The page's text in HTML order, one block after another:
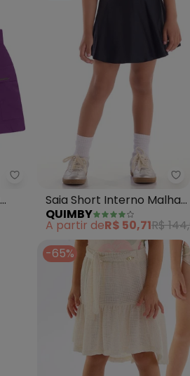
Minty - Saia Juvenil Feminina
Saia Short Interno Malha
Leve (Preto)
QUIMBY
A partir deR$ 50,71R$
-65%